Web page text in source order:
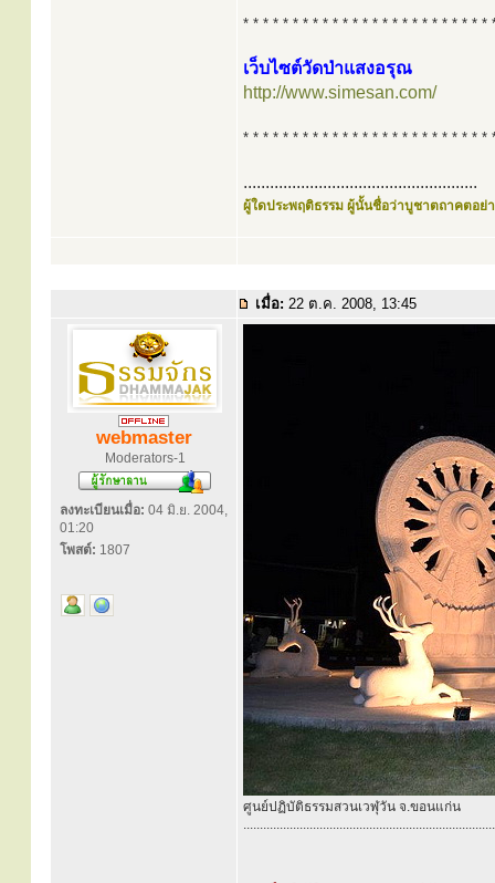
* * * * * * * * * * * * * * * * * * * * * * * * *
เว็บไซต์วัดป่าแสงอรุณ
http://www.simesan.com/
* * * * * * * * * * * * * * * * * * * * * * * * *
.....................................................
ผู้ใดประพฤติธรรม ผู้นั้นชื่อว่าบูชาตถาคตอย่า
เมื่อ: 22 ต.ค. 2008, 13:45
webmaster
Moderators-1
ลงทะเบียนเมื่อ: 04 มิ.ย. 2004,
01:20
โพสต์: 1807
ศูนย์ปฏิบัติธรรมสวนเวฬุวัน จ.ขอนแก่น
............................................................................